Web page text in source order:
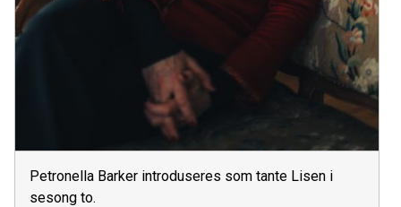
Petronella Barker introduseres som tante Lisen i
sesong to.